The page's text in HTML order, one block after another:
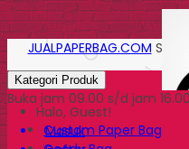
Halo, Guest!
Masuk
JUALPAPERBAG.COM
Kategori Produk
Buka jam 09.00 s/d jam
Custom Paper Bag